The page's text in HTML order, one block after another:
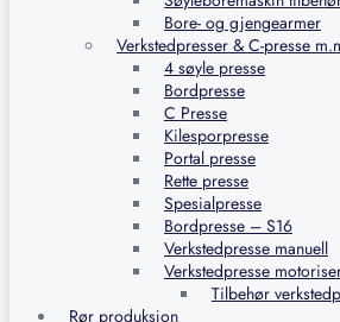
Bore- og gjengearmer
Verkstedpresser & C-presse
4 søyle presse
Bordpresse
C Presse
Kilesporpresse
Portal presse
Rette presse
Spesialpresse
Bordpresse – S16
Verkstedpresse manuell
Verkstedpresse
Tilbehør
Rør produksjon